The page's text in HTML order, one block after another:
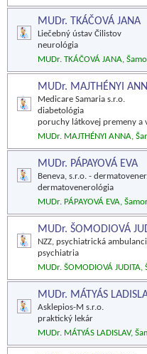
MUDr. TKÁČOVÁ JANA
Liečebný ústav Čilistov
neurológia
MUDr. TKÁČOVÁ JANA,
MUDr. MAJTHÉNYI
Medicare Samaria s.r.o.
diabetológia
poruchy látkovej premeny a
MUDr. MAJTHÉNYI ANNA,
MUDr. PÁPAYOVÁ EVA
Beneva, s.r.o. -
dermatovenerológia
MUDr. PÁPAYOVÁ EVA,
MUDr. ŠOMODIOVÁ
NZZ, psychiatrická
psychiatria
MUDr. ŠOMODIOVÁ JUDITA,
MUDr. MÁTYÁS
Asklepios-M s.r.o.
praktický lekár
MUDr. MÁTYÁS LADISLAV,